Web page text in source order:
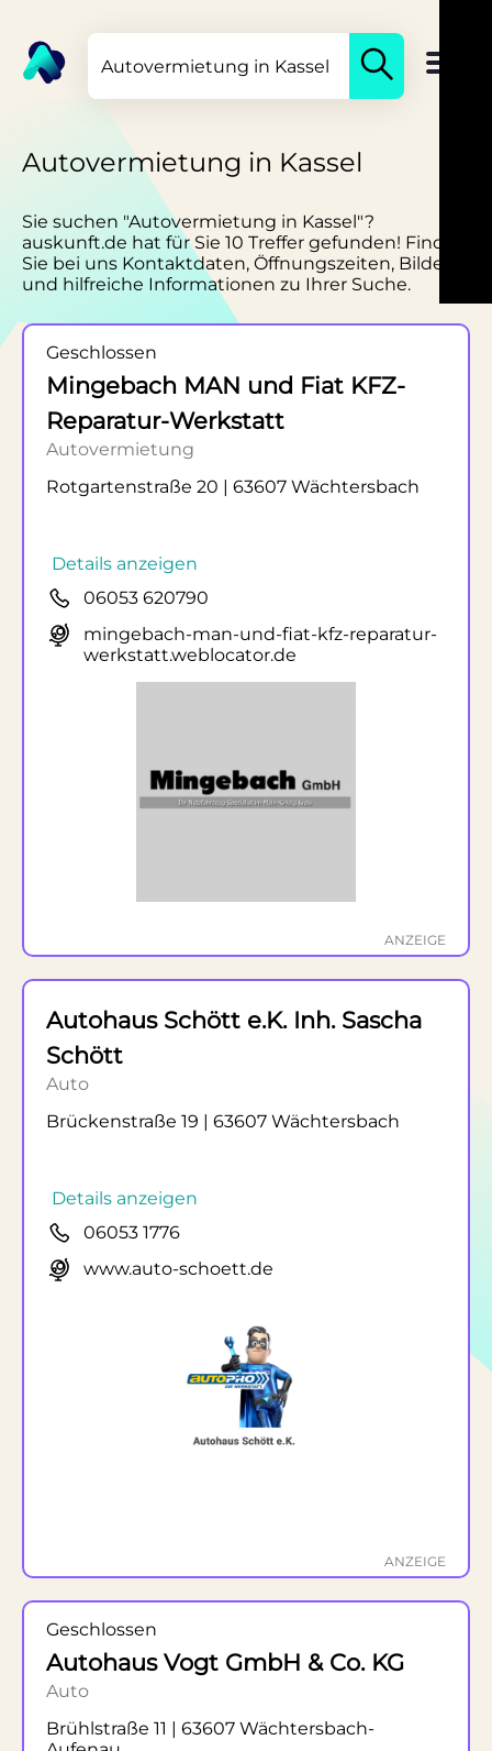
Autovermietung in Kassel
Sie suchen "Autovermietung in Kassel"?
auskunft.de hat für Sie 10 Treffer gefunden! Finden
Sie bei uns Kontaktdaten, Öffnungszeiten, Bilder
und hilfreiche Informationen zu Ihrer Suche.
Geschlossen
Mingebach MAN und Fiat KFZ-
Reparatur-Werkstatt
Autovermietung
Rotgartenstraße 20 | 63607 Wächtersbach
Details anzeigen
06053 620790
mingebach-man-und-fiat-kfz-reparatur-
werkstatt.weblocator.de
ANZEIGE
Autohaus Schött e.K. Inh. Sascha
Schött
Auto
Brückenstraße 19 | 63607 Wächtersbach
Details anzeigen
06053 1776
www.auto-schoett.de
ANZEIGE
Geschlossen
Autohaus Vogt GmbH & Co. KG
Auto
Brühlstraße 11 | 63607 Wächtersbach-